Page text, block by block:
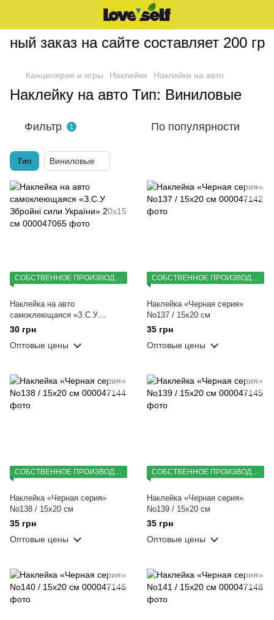
заказ на сайте составляет 200 грн
Канцелярия и игры Наклейки Наклейки на авто
Наклейку на авто Тип: Виниловые
Фильтр 1 По популярности
Тип Виниловые
СОБСТВЕННОЕ ПРОИЗВОДСТВО
Наклейка на авто
самоклеющаяся «З.С.У
Збройні сили України» 20х15
30 грн
Оптовые цены
СОБСТВЕННОЕ ПРОИЗВОДСТВО
Наклейка «Черная серия»
No137 / 15х20 см
35 грн
Оптовые цены
СОБСТВЕННОЕ ПРОИЗВОДСТВО
Наклейка «Черная серия»
No138 / 15х20 см
35 грн
Оптовые цены
СОБСТВЕННОЕ ПРОИЗВОДСТВО
Наклейка «Черная серия»
No139 / 15х20 см
35 грн
Оптовые цены